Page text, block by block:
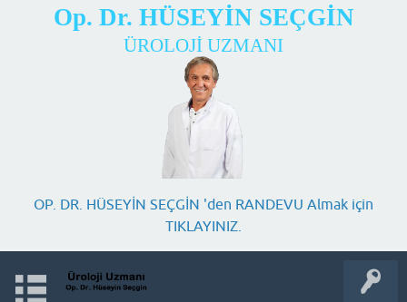
Op. Dr. HÜSEYİN SEÇGİN
ÜROLOJİ UZMANI
OP. DR. HÜSEYİN SEÇGİN 'den RANDEVU Almak için
TIKLAYINIZ.